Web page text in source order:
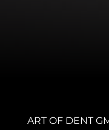
ART OF DENT